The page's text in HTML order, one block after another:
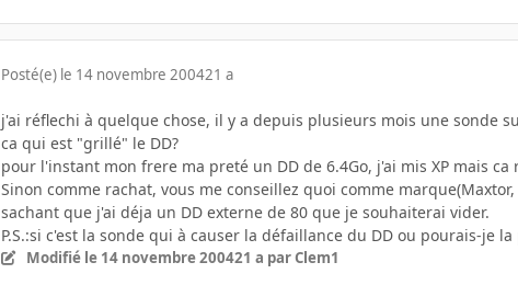
Posté(e) le 14 novembre 200421 a
j'ai réflechi à quelque chose, il y a depuis plusieurs mois une sonde
ca qui est "grillé" le DD?
pour l'instant mon frere ma preté un DD de 6.4Go, j'ai mis XP mais
Sinon comme rachat, vous me conseillez quoi comme
sachant que j'ai déja un DD externe de 80 que je souhaiterai vider.
P.S.:si c'est la sonde qui à causer la défaillance du DD ou pourais-je
Modifié le 14 novembre 200421 a par Clem1